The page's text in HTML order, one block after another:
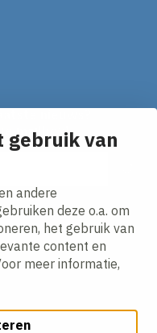
gebruik van
andere
deze o.a. om
het gebruik van
content en
meer informatie,
mailbox!
Privacy policy